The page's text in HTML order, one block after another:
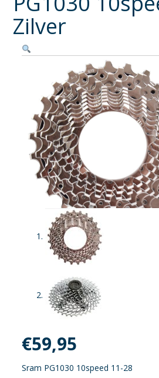
Zilver
€59,95
Sram PG1030 10speed 11-28